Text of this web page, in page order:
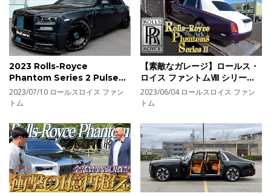
2023 Rolls-Royce
Phantom Series 2 Pulse
Edition - Ultra Luxury
Sedan by MANSORY
2023/07/10 ロールスロイス ファン
トム
【素敵なガレージ】ロールス・
ロイス ファントムⅧ シリーズ
Ⅱ ご納車！ ギャラリーエグ
ゼ
2023/06/04 ロールスロイス ファン
トム